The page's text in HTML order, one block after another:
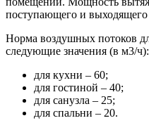
поступающего и выходящего
Норма воздушных потоков
следующие значения (в м3/ч):
для кухни – 60;
для гостиной – 40;
для санузла – 25;
для спальни – 20.